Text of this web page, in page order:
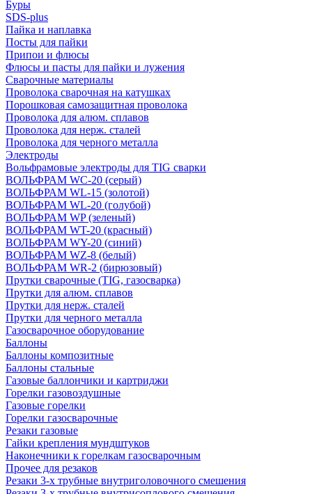
Буры
SDS-plus
Пайка и наплавка
Посты для пайки
Припои и флюсы
Флюсы и пасты для пайки и лужения
Сварочные материалы
Проволока сварочная на катушках
Порошковая самозащитная проволока
Проволока для алюм. сплавов
Проволока для нерж. сталей
Проволока для черного металла
Электроды
Вольфрамовые электроды для TIG сварки
ВОЛЬФРАМ WC-20 (серый)
ВОЛЬФРАМ WL-15 (золотой)
ВОЛЬФРАМ WL-20 (голубой)
ВОЛЬФРАМ WP (зеленый)
ВОЛЬФРАМ WT-20 (красный)
ВОЛЬФРАМ WY-20 (синий)
ВОЛЬФРАМ WZ-8 (белый)
ВОЛЬФРАМ WR-2 (бирюзовый)
Прутки сварочные (TIG, газосварка)
Прутки для алюм. сплавов
Прутки для нерж. сталей
Прутки для черного металла
Газосварочное оборудование
Баллоны
Баллоны композитные
Баллоны стальные
Газовые баллончики и картриджи
Горелки газовоздушные
Газовые горелки
Горелки газосварочные
Резаки газовые
Гайки крепления мундштуков
Наконечники к горелкам газосварочным
Прочее для резаков
Резаки 3-х трубные внутриголовочного смешения